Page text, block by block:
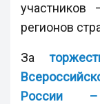
регионов
За
России